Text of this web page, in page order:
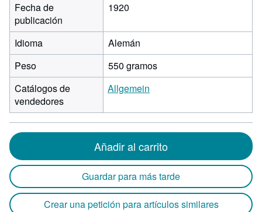
Fecha de
publicación
1920
Idioma
Alemán
Peso
550 gramos
Catálogos de
vendedores
Allgemein
Añadir al carrito
Guardar para más tarde
Crear una petición para artículos similares